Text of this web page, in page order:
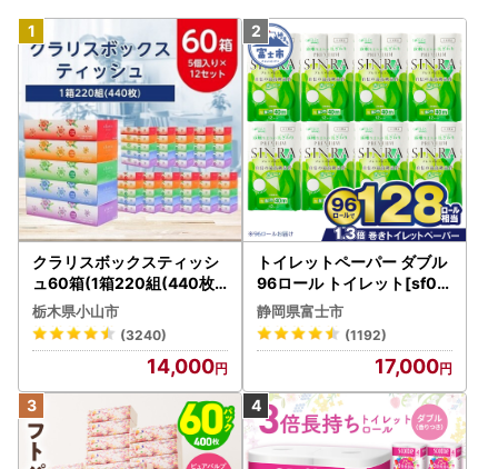
クラリスボックスティッシ
ュ60箱(1箱220組(440枚))
(5個入り×12セット)【配送
不可地域：離島・沖縄県】
【1256759】
栃木県小山市
(3240)
14,000
トイレットペーパー ダブル
96ロール トイレット[sf00
1-012]
静岡県富士市
(1192)
17,000